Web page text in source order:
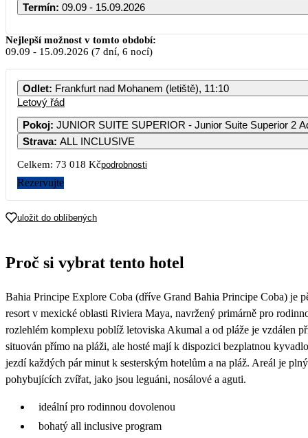
Termín: 09.09 - 15.09.2026
Září 2026
PO ÚT ST ČT PÁ
54 149 37 619 43 709 45 289 44
7
36 789 47 229
Nejlepší možnost v tomto období:
09.09 - 15.09.2026 (7 dní, 6 nocí)
Odlet: Frankfurt nad Mohanem (letiště), 11:10
Letový řád
Pokoj: JUNIOR SUITE SUPERIOR - Junior Suite Superior 2
Strava: ALL INCLUSIVE
Celkem: 73 018 Kčpodrobnosti
Rezervujte
uložit do oblíbených
Proč si vybrat tento hotel
Bahia Principe Explore Coba (dříve Grand Bahia Principe Coba) je
resort v mexické oblasti Riviera Maya, navržený primárně pro
rozlehlém komplexu poblíž letoviska Akumal a od pláže je vzdálen
situován přímo na pláži, ale hosté mají k dispozici bezplatnou
jezdí každých pár minut k sesterským hotelům a na pláž. Areál je
pohybujících zvířat, jako jsou leguáni, nosálové a aguti.
ideální pro rodinnou dovolenou
bohatý all inclusive program